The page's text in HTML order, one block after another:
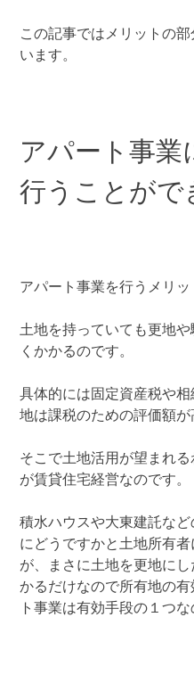
この記事ではメリットの
います。
アパート事業
行うことがで
アパート事業を行うメリッ
土地を持っていても更地
くかかるのです。
具体的には固定資産税や
地は課税のための評価額が
そこで土地活用が望まれ
が賃貸住宅経営なのです。
積水ハウスや大東建託な
にどうですかと土地所有
が、まさに土地を更地に
かるだけなので所有地の
ト事業は有効手段の１つな